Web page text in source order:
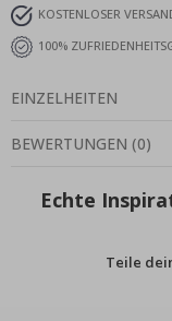
KOSTENLOSER
100%
EINZELHEITEN
BEWERTUNGEN (0)
Echte
Teile